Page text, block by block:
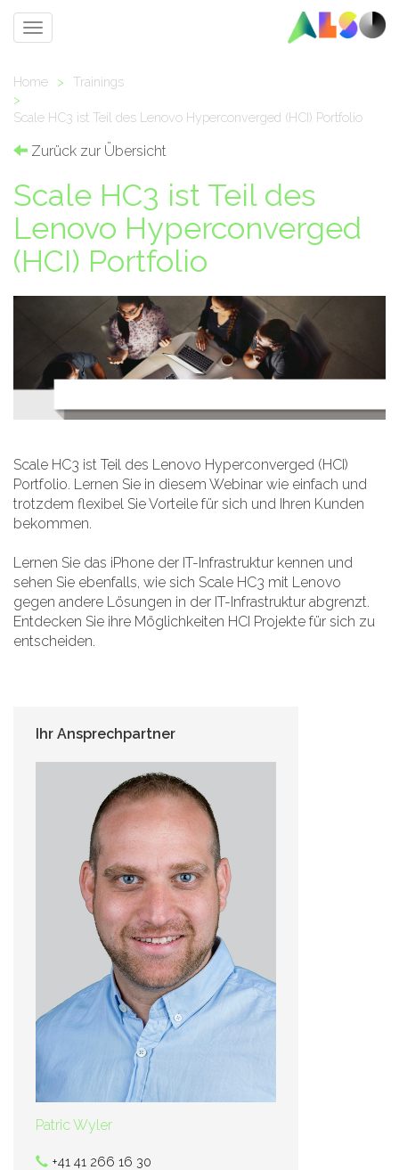
Toggle
Home >
Trainings
>
Scale HC3 ist Teil des Lenovo Hyperconverged (HCI) Portfolio
Zurück zur Übersicht
Scale HC3 ist Teil des
Lenovo Hyperconverged
(HCI) Portfolio
Scale HC3 ist Teil des Lenovo Hyperconverged (HCI)
Portfolio. Lernen Sie in diesem Webinar wie einfach und
trotzdem flexibel Sie Vorteile für sich und Ihren Kunden
bekommen.
Lernen Sie das iPhone der IT-Infrastruktur kennen und
sehen Sie ebenfalls, wie sich Scale HC3 mit Lenovo
gegen andere Lösungen in der IT-Infrastruktur abgrenzt.
Entdecken Sie ihre Möglichkeiten HCI Projekte für sich zu
entscheiden.
Ihr Ansprechpartner
Patric Wyler
+41 41 266 16 30